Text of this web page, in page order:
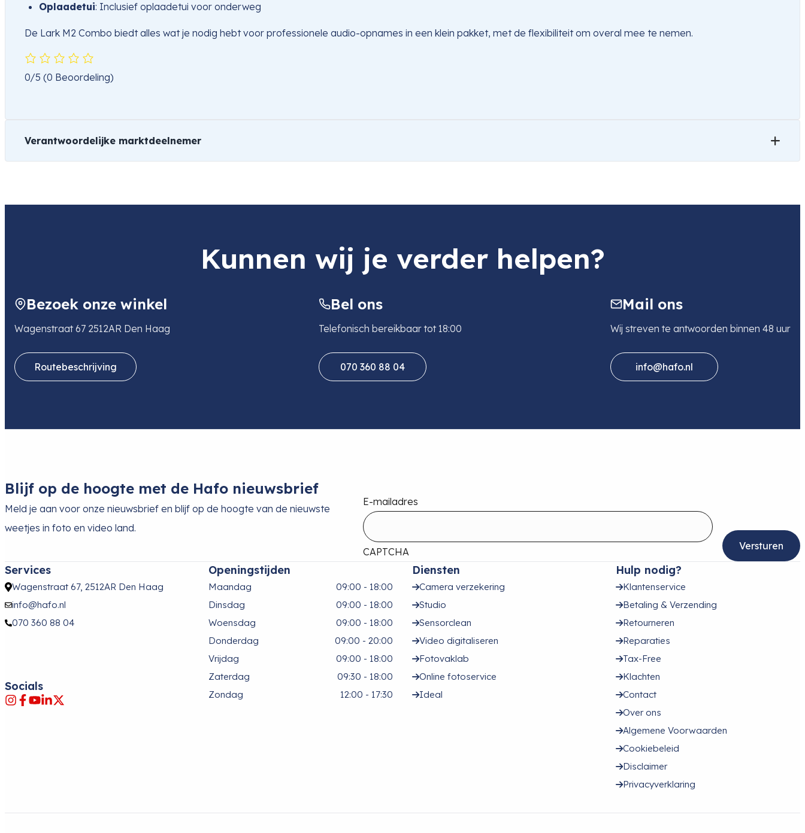
Oplaadetui: Inclusief oplaadetui voor onderweg
De Lark M2 Combo biedt alles wat je nodig hebt voor professionele audio-opnames in een klein pakket, met de flexibiliteit om overal mee te nemen.
0/5 (0 Beoordeling)
Verantwoordelijke marktdeelnemer
Product
HOLLYLAND Lark M2 Camera (Duo / Shine Charcoal)
Ingolstädter Strasse 20
E-mail
zoe.huang@hollyland.com
Kunnen wij je verder helpen?
Bezoek onze winkel
Wagenstraat 67 2512AR Den Haag
Routebeschrijving
Bel ons
Telefonisch bereikbaar tot 18:00
070 360 88 04
Mail ons
Wij streven te antwoorden binnen 48 uur
info@hafo.nl
Blijf op de hoogte met de Hafo nieuwsbrief
Meld je aan voor onze nieuwsbrief en blijf op de hoogte van de nieuwste
weetjes in foto en video land.
E-mailadres
CAPTCHA
Services
Wagenstraat 67, 2512AR Den Haag
info@hafo.nl
070 360 88 04
Socials
Openingstijden
Maandag
09:00 - 18:00
Dinsdag
09:00 - 18:00
Woensdag
09:00 - 18:00
Donderdag
09:00 - 20:00
Vrijdag
09:00 - 18:00
Zaterdag
09:30 - 18:00
Zondag
12:00 - 17:30
Diensten
Camera verzekering
Studio
Sensorclean
Video digitaliseren
Fotovaklab
Online fotoservice
Ideal
Hulp nodig?
Klantenservice
Betaling & Verzending
Retourneren
Reparaties
Tax-Free
Klachten
Contact
Over ons
Algemene Voorwaarden
Cookiebeleid
Disclaimer
Privacyverklaring